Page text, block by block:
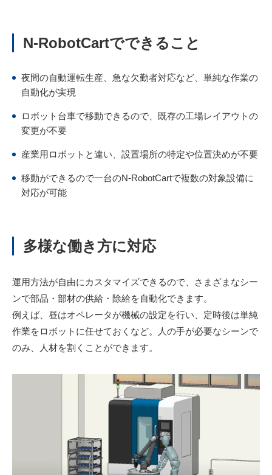
N-RobotCartでできること
夜間の自動運転生産、急な欠勤者対応など、単純な作業の
自動化が実現
ロボット台車で移動できるので、既存の工場レイアウトの
変更が不要
産業用ロボットと違い、設置場所の特定や位置決めが不要
移動ができるので一台のN-RobotCartで複数の対象設備に
対応が可能
多様な働き方に対応
運用方法が自由にカスタマイズできるので、さまざまなシー
ンで部品・部材の供給・除給を自動化できます。
例えば、昼はオペレータが機械の設定を行い、定時後は単純
作業をロボットに任せておくなど。人の手が必要なシーンで
のみ、人材を割くことができます。